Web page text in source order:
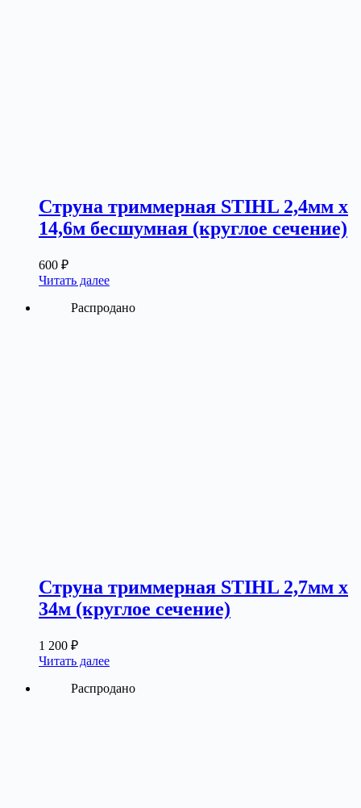
Струна триммерная STIHL 2,4мм х
14,6м бесшумная (круглое сечение)
600 ₽
Читать далее
Распродано
Струна триммерная STIHL 2,7мм х
34м (круглое сечение)
1 200 ₽
Читать далее
Распродано